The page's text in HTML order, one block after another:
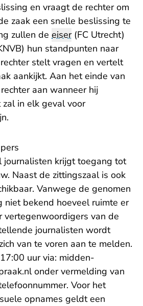
en vraagt de rechter om
zaak een snelle beslissing te
zullen de eiser(FC Utrecht)
hun standpunten naar
stelt vragen en vertelt
aankijkt. Aan het einde van
aan wanneer hij
in elk geval voor
journalisten krijgt toegang tot
Naast de zittingszaal is ook
Vanwege de genomen
niet bekend hoeveel ruimte er
vertegenwoordigers van de
journalisten wordt
van te voren aan te melden.
uur via: midden-
- U verlaat Rechtspraak.nl
onder vermelding van
Voor het
opnames geldt een